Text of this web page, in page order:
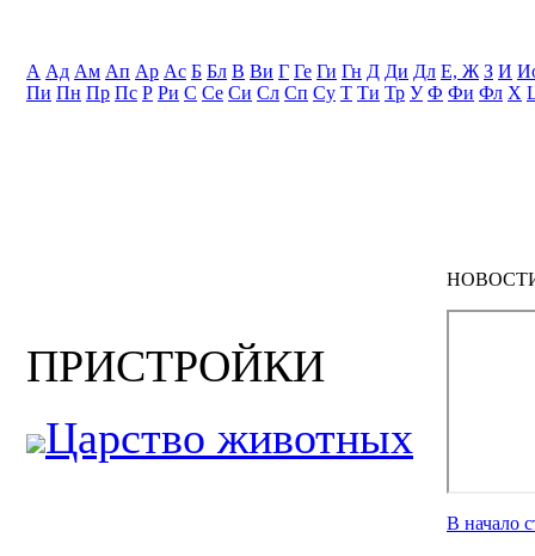
А Ад Ам Ап Ар Ас Б Бл В Ви Г Ге Ги Гн Д Ди Дл Е, Ж З И
Пи Пн Пр Пс Р Ри С Се Си Сл Сп Су Т Ти Тр У Ф Фи Фл Х
ПРИСТРОЙКИ
Царство животных
В начало